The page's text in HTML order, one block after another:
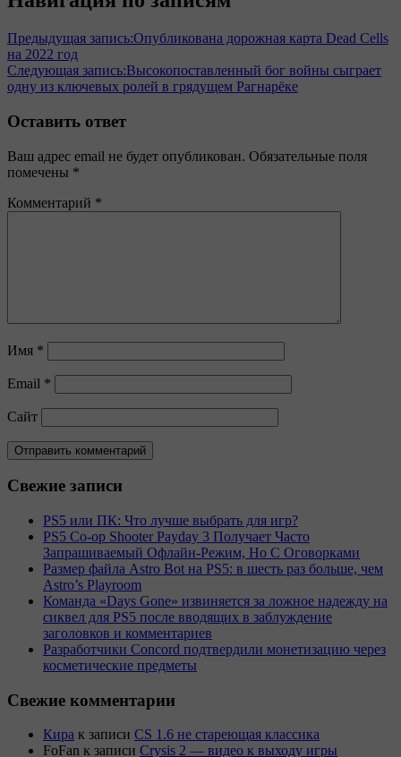
Предыдущая запись:Опубликована дорожная карта Dead Cells
на 2022 год
Следующая запись:Высокопоставленный бог войны сыграет
одну из ключевых ролей в грядущем Рагнарёке
Оставить ответ
Ваш адрес email не будет опубликован. Обязательные поля
помечены *
Комментарий *
Имя *
Email *
Сайт
Свежие записи
PS5 или ПК: Что лучше выбрать для игр?
PS5 Co-op Shooter Payday 3 Получает Часто
Запрашиваемый Офлайн-Режим, Но С Оговорками
Размер файла Astro Bot на PS5: в шесть раз больше, чем
Astro’s Playroom
Команда «Days Gone» извиняется за ложное надежду на
сиквел для PS5 после вводящих в заблуждение
заголовков и комментариев
Разработчики Concord подтвердили монетизацию через
косметические предметы
Свежие комментарии
Кира к записи CS 1.6 не стареющая классика
FoFan к записи Crysis 2 — видео к выходу игры